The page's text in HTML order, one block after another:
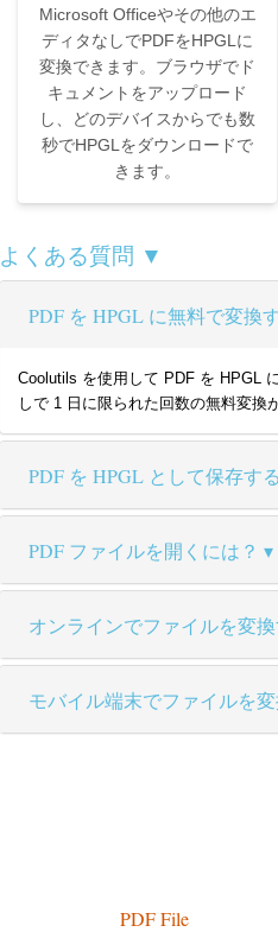
Microsoft Officeやその他のエ
ディタなしでPDFをHPGLに
変換できます。ブラウザでド
キュメントをアップロード
し、どのデバイスからでも数
秒でHPGLをダウンロードで
きます。
よくある質問 ▼
PDF を HPGL に無料で変換
Coolutils を使用して PDF を HPGL
しで 1 日に限られた回数の無料変換
PDF を HPGL として保存す
PDF ファイルを開くには？
オンラインでファイルを変
モバイル端末でファイルを
PDF File